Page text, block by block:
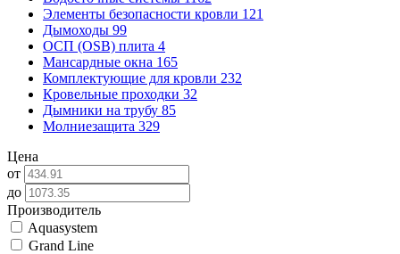
Элементы безопасности кровли 121
Дымоходы 99
ОСП (OSB) плита 4
Мансардные окна 165
Комплектующие для кровли 232
Кровельные проходки 32
Дымники на трубу 85
Молниезащита 329
Цена
от
до
Производитель
Aquasystem
Grand Line